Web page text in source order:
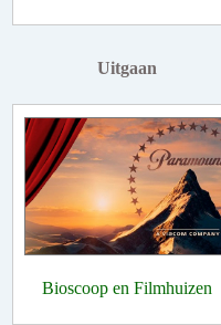
Uitgaan
Bioscoop en Filmhuizen